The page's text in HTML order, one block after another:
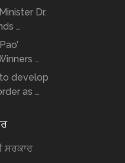
Dr.
…
…
develop
as …
ਸਰਕਾਰ